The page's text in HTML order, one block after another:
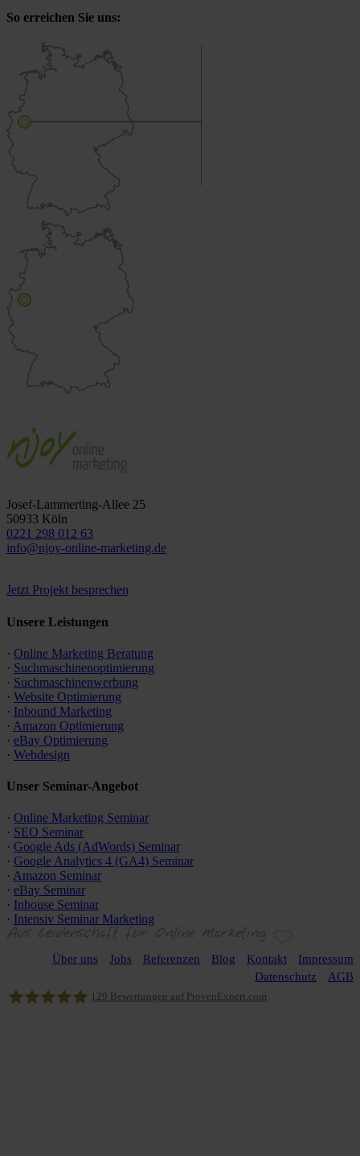
So erreichen Sie uns:
Josef-Lammerting-Allee 25
50933 Köln
0221 298 012 63
info@njoy-online-marketing.de
Jetzt Projekt besprechen
Unsere Leistungen
· Online Marketing Beratung
· Suchmaschinen­optimierung
· Suchmaschinen­werbung
· Website Optimierung
· Inbound Marketing
· Amazon Optimierung
· eBay Optimierung
· Webdesign
Unser Seminar-Angebot
· Online Marketing Seminar
· SEO Seminar
· Google Ads (AdWords) Seminar
· Google Analytics 4 (GA4) Seminar
· Amazon Seminar
· eBay Seminar
· Inhouse Seminar
· Intensiv Seminar Marketing
Über uns Jobs Referenzen Blog Kontakt
Impressum
Datenschutz
AGB
129 Bewertungen auf ProvenExpert.com